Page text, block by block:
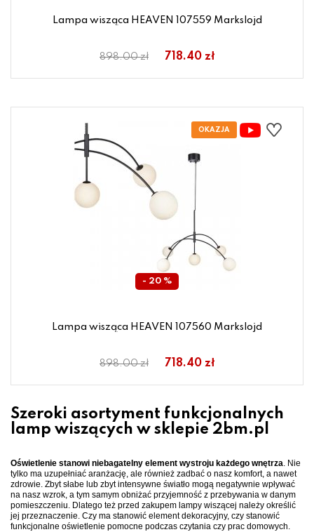
Lampa wisząca HEAVEN 107559 Markslojd
898.00 zł 718.40 zł
- 20 %
Lampa wisząca HEAVEN 107560 Markslojd
898.00 zł 718.40 zł
Szeroki asortyment funkcjonalnych
lamp wiszących w sklepie 2bm.pl
Oświetlenie stanowi niebagatelny element wystroju każdego wnętrza. Nie
tylko ma uzupełniać aranżację, ale również zadbać o nasz komfort, a nawet
zdrowie. Zbyt słabe lub zbyt intensywne światło mogą negatywnie wpływać
na nasz wzrok, a tym samym obniżać przyjemność z przebywania w danym
pomieszczeniu. Dlatego też przed zakupem lampy wiszącej należy określić
jej przeznaczenie. Czy ma stanowić element dekoracyjny, czy stanowić
funkcjonalne oświetlenie pomocne podczas czytania czy prac domowych.